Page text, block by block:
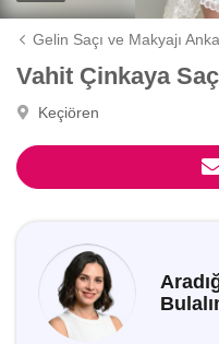
Gelin Saçı ve Makyajı
Vahit Çinkaya
Keçiören